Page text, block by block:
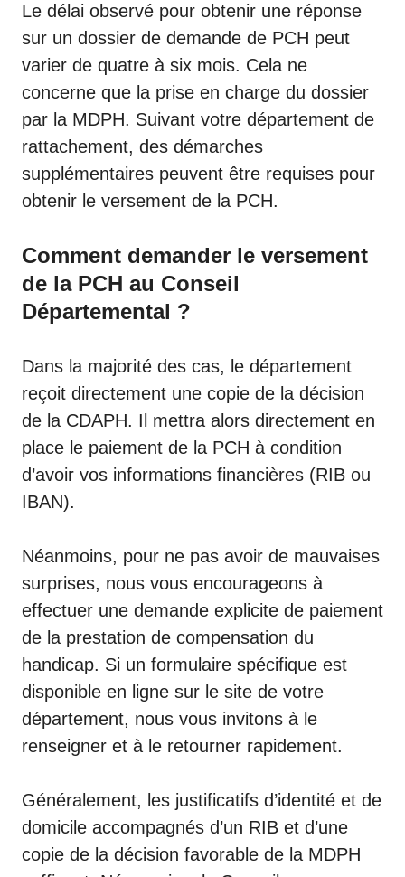
Le délai observé pour obtenir une réponse
sur un dossier de demande de PCH peut
varier de quatre à six mois. Cela ne
concerne que la prise en charge du dossier
par la MDPH. Suivant votre département de
rattachement, des démarches
supplémentaires peuvent être requises pour
obtenir le versement de la PCH.
Comment demander le versement
de la PCH au Conseil
Départemental ?
Dans la majorité des cas, le département
reçoit directement une copie de la décision
de la CDAPH. Il mettra alors directement en
place le paiement de la PCH à condition
d’avoir vos informations financières (RIB ou
IBAN).
Néanmoins, pour ne pas avoir de mauvaises
surprises, nous vous encourageons à
effectuer une demande explicite de paiement
de la prestation de compensation du
handicap. Si un formulaire spécifique est
disponible en ligne sur le site de votre
département, nous vous invitons à le
renseigner et à le retourner rapidement.
Généralement, les justificatifs d’identité et de
domicile accompagnés d’un RIB et d’une
copie de la décision favorable de la MDPH